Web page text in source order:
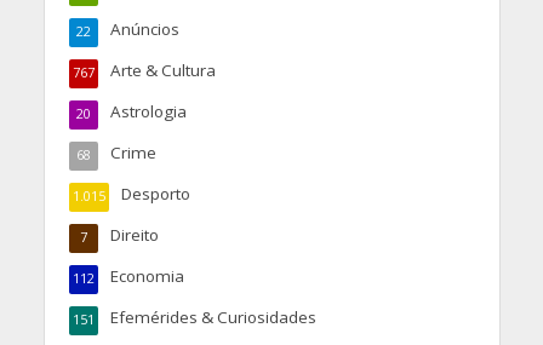
Anúncios
22
Arte & Cultura
767
Astrologia
20
Crime
68
Desporto
1.015
Direito
7
Economia
112
Efemérides & Curiosidades
151